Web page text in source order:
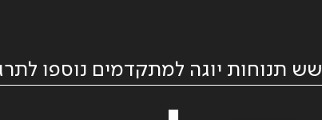
שש תנוחות יוגה למתקדמים נוספו